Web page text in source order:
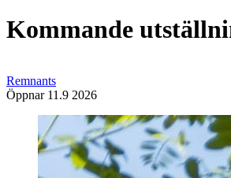
Kommande
Remnants
Öppnar 11.9 2026